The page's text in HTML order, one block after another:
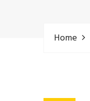
Home